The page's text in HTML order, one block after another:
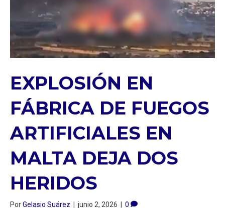
EXPLOSIÓN EN
FÁBRICA DE FUEGOS
ARTIFICIALES EN
MALTA DEJA DOS
HERIDOS
PorGelasio Suárez junio 2, 2026 0